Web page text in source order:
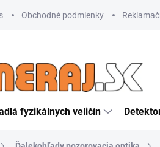
Obchodné podmienky
fyzikálnych veličín